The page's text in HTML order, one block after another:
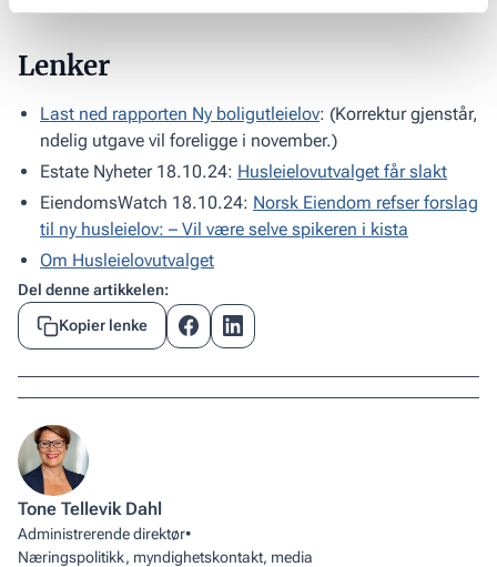
Lenker
Last ned rapporten Ny boligutleielov: (Korrektur gjenstår,
ndelig utgave vil foreligge i november.)
Estate Nyheter 18.10.24: Husleielovutvalget får slakt
EiendomsWatch 18.10.24: Norsk Eiendom refser forslag
til ny husleielov: – Vil være selve spikeren i kista
Om Husleielovutvalget
Del denne artikkelen:
Kopier lenke
Tone Tellevik Dahl
Administrerende direktør•
Næringspolitikk, myndighetskontakt, media